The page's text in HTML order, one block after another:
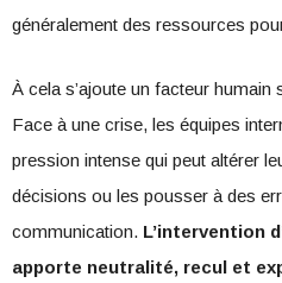
généralement des ressources
À cela s’ajoute un facteur humain
Face à une crise, les équipes
pression intense qui peut altérer
décisions ou les pousser à des
communication. L’intervention
apporte neutralité, recul et